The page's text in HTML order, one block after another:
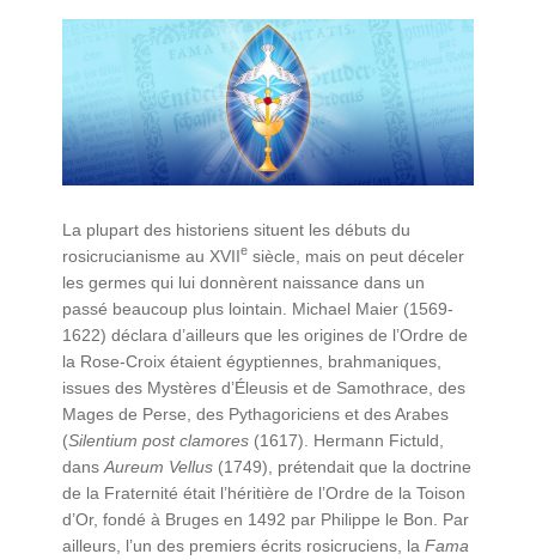
La plupart des historiens situent les débuts du
rosicrucianisme au XVIIe siècle, mais on peut déceler
les germes qui lui donnèrent naissance dans un
passé beaucoup plus lointain. Michael Maier (1569-
1622) déclara d’ailleurs que les origines de l’Ordre de
la Rose-Croix étaient égyptiennes, brahmaniques,
issues des Mystères d’Éleusis et de Samothrace, des
Mages de Perse, des Pythagoriciens et des Arabes
(Silentium post clamores (1617). Hermann Fictuld,
dansAureum Vellus (1749), prétendait que la doctrine
de la Fraternité était l’héritière de l’Ordre de la Toison
d’Or, fondé à Bruges en 1492 par Philippe le Bon. Par
ailleurs, l’un des premiers écrits rosicruciens, laFama